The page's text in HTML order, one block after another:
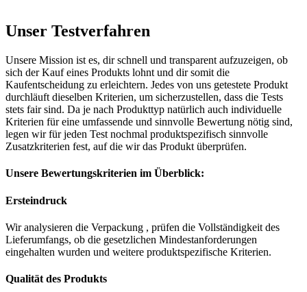
Unser Testverfahren
Unsere Mission ist es, dir schnell und transparent aufzuzeigen, ob
sich der Kauf eines Produkts lohnt und dir somit die
Kaufentscheidung zu erleichtern. Jedes von uns getestete Produkt
durchläuft dieselben Kriterien, um sicherzustellen, dass die Tests
stets fair sind. Da je nach Produkttyp natürlich auch individuelle
Kriterien für eine umfassende und sinnvolle Bewertung nötig sind,
legen wir für jeden Test nochmal produktspezifisch sinnvolle
Zusatzkriterien fest, auf die wir das Produkt überprüfen.
Unsere Bewertungskriterien im Überblick:
Ersteindruck
Wir analysieren die Verpackung , prüfen die Vollständigkeit des
Lieferumfangs, ob die gesetzlichen Mindestanforderungen
eingehalten wurden und weitere produktspezifische Kriterien.
Qualität des Produkts